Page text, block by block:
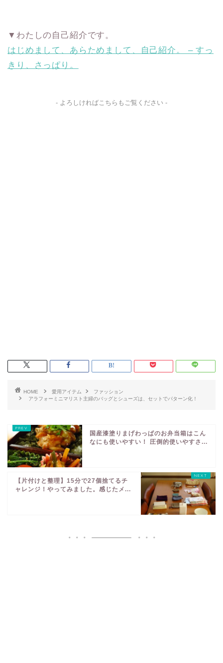
▼わたしの自己紹介です。
はじめまして、あらためまして、自己紹介。 – すっ
きり、さっぱり。
- よろしければこちらもご覧ください -
HOME 愛用アイテム
ファッション
アラフォーミニマリスト主婦のバッグとシューズは、セットでパターン化！
国産漆塗りまげわっぱのお弁当箱はこん
なにも使いやすい！ 圧倒的使いやすさ...
【片付けと整理】15分で27個捨てるチ
ャレンジ！やってみました。感じたメ...